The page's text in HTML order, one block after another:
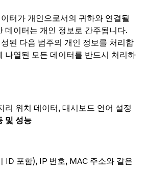
터가 개인으로서의 귀하와 연결될
데이터는 개인 정보로 간주됩니다.
된 다음 범주의 개인 정보를 처리합
나열된 모든 데이터를 반드시 처리하
리 위치 데이터, 대시보드 언어 설정
및 성능
ID 포함), IP 번호, MAC 주소와 같은